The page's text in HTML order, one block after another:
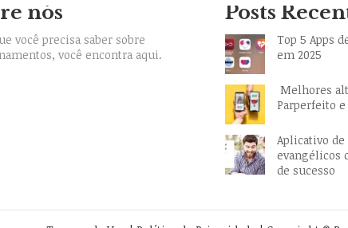
nós
você precisa saber sobre
você encontra aqui.
Posts
Top 5 Apps
em 2025
Melhores
Parperfeito
Aplicativo
evangélicos
de sucesso